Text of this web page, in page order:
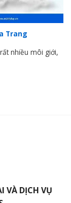
Trang
nhiều môi giới,
VÀ DỊCH VỤ